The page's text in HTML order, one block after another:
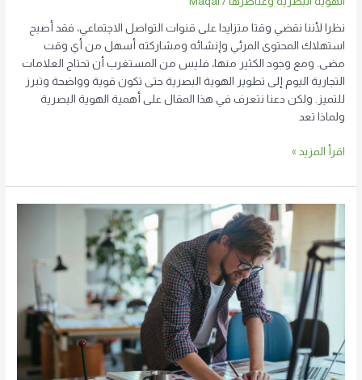
نظرا لأننا نقضي وقتا متزايدا على قنوات التواصل الاجتماعي، فقد أصبح
استهلاك المحتوى المرئي وإنشائه ومشاركته أسهل من أي وقت
مضى. ومع وجود الكثير منها، فليس من المستغرب أن تحتاج العلامات
التجارية اليوم إلى تطوير الهوية البصرية حتى تكون قوية وواضحة وتبرز
للتميز. ولكن دعنا نتعرف في هذا المقال على أهمية الهوية البصرية
ولماذا تعد
اقرأ المزيد »
تعرف
مكونات
الهوية
البصرية